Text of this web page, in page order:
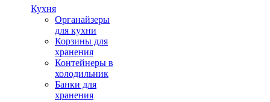
Кухня
Органайзеры
для кухни
Корзины для
хранения
Контейнеры в
холодильник
Банки для
хранения